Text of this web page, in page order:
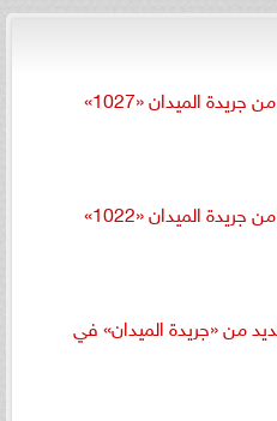
جريدة الميدان «1027»
جريدة الميدان «1022»
من «جريدة الميدان» في